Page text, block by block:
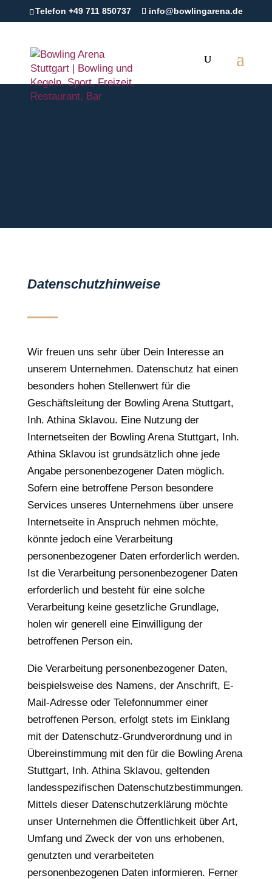
Telefon +49 711 850737 info@bowlingarena.de
Datenschutzhinweise
Wir freuen uns sehr über Dein Interesse an
unserem Unternehmen. Datenschutz hat einen
besonders hohen Stellenwert für die
Geschäftsleitung der Bowling Arena Stuttgart,
Inh. Athina Sklavou. Eine Nutzung der
Internetseiten der Bowling Arena Stuttgart, Inh.
Athina Sklavou ist grundsätzlich ohne jede
Angabe personenbezogener Daten möglich.
Sofern eine betroffene Person besondere
Services unseres Unternehmens über unsere
Internetseite in Anspruch nehmen möchte,
könnte jedoch eine Verarbeitung
personenbezogener Daten erforderlich werden.
Ist die Verarbeitung personenbezogener Daten
erforderlich und besteht für eine solche
Verarbeitung keine gesetzliche Grundlage,
holen wir generell eine Einwilligung der
betroffenen Person ein.
Die Verarbeitung personenbezogener Daten,
beispielsweise des Namens, der Anschrift, E-
Mail-Adresse oder Telefonnummer einer
betroffenen Person, erfolgt stets im Einklang
mit der Datenschutz-Grundverordnung und in
Übereinstimmung mit den für die Bowling Arena
Stuttgart, Inh. Athina Sklavou, geltenden
landesspezifischen Datenschutzbestimmungen.
Mittels dieser Datenschutzerklärung möchte
unser Unternehmen die Öffentlichkeit über Art,
Umfang und Zweck der von uns erhobenen,
genutzten und verarbeiteten
personenbezogenen Daten informieren. Ferner